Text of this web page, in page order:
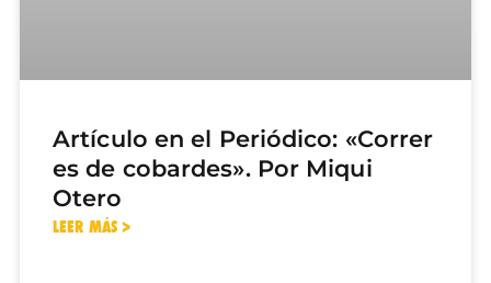
Artículo en el Periódico: «Correr
es de cobardes». Por Miqui
Otero
LEER MÁS >